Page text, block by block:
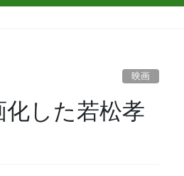
映画
した若松孝